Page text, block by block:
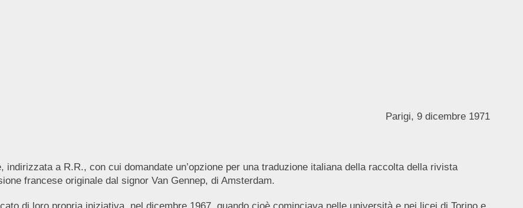
Parigi, 9 dicembre 1971
a R.R., con cui domandate un’opzione per una traduzione italiana della raccolta della rivista
francese originale dal signor Van Gennep, di Amsterdam.